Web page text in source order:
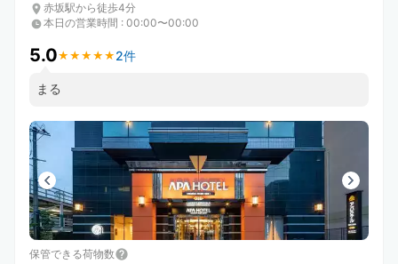
赤坂駅から徒歩4分
本日の営業時間 : 00:00〜00:00
5.0★ ★ ★ ★ ★
★ ★ ★ ★ ★ 2件
まる
保管できる荷物数